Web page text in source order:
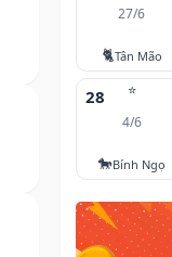
27/6
🐈Tân Mão
⭐
28
4/6
🐎Bính Ngọ